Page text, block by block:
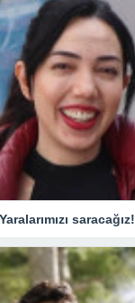
saracağız!